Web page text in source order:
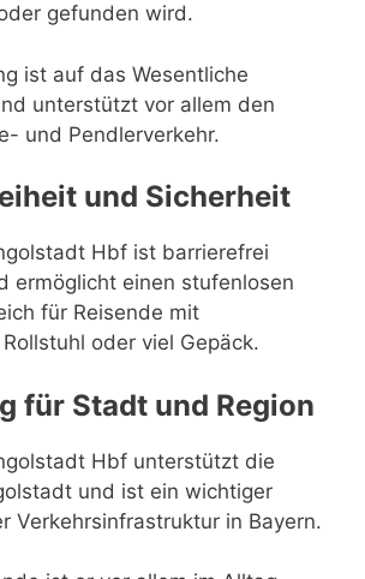
gefunden wird.
ist auf das Wesentliche
unterstützt vor allem den
und Pendlerverkehr.
und Sicherheit
Hbf ist barrierefrei
ermöglicht einen stufenlosen
für Reisende mit
oder viel Gepäck.
für Stadt und Region
Hbf unterstützt die
und ist ein wichtiger
Verkehrsinfrastruktur in Bayern.